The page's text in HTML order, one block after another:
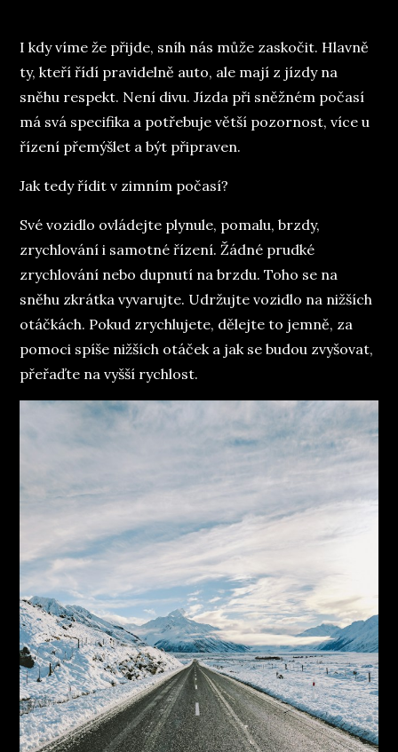
I kdy víme že přijde, sníh nás může zaskočit. Hlavně
ty, kteří řídí pravidelně auto, ale mají z jízdy na
sněhu respekt. Není divu. Jízda při sněžném počasí
má svá specifika a potřebuje větší pozornost, více u
řízení přemýšlet a být připraven.
Jak tedy řídit v zimním počasí?
Své vozidlo ovládejte plynule, pomalu, brzdy,
zrychlování i samotné řízení. Žádné prudké
zrychlování nebo dupnutí na brzdu. Toho se na
sněhu zkrátka vyvarujte. Udržujte vozidlo na nižších
otáčkách. Pokud zrychlujete, dělejte to jemně, za
pomoci spíše nižších otáček a jak se budou zvyšovat,
přeřaďte na vyšší rychlost.